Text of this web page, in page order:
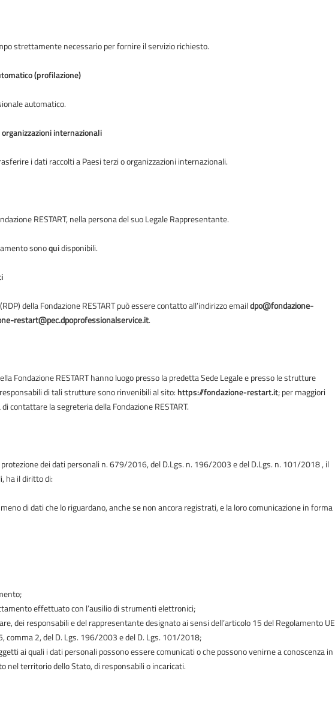
strettamente necessario per fornire il servizio richiesto.
(profilazione)
automatico.
internazionali
i dati raccolti a Paesi terzi o organizzazioni internazionali.
RESTART, nella persona del suo Legale Rappresentante.
sonoquidisponibili.
della Fondazione RESTART può essere contatto all’indirizzo emaildpo@fondazione-
restart@pec.dpoprofessionalservice.it.
Fondazione RESTART hanno luogo presso la predetta Sede Legale e presso le strutture
di tali strutture sono rinvenibili al sito: https://fondazione-restart.it; per maggiori
contattare la segreteria della Fondazione RESTART.
dei dati personali n. 679/2016, del D.Lgs. n. 196/2003 e del D.Lgs. n. 101/2018 , il
ha il diritto di:
di dati che lo riguardano, anche se non ancora registrati, e la loro comunicazione in forma
effettuato con l’ausilio di strumenti elettronici;
dei responsabili e del rappresentante designato ai sensi dell’articolo 15 del Regolamento UE
comma 2, del D. Lgs. 196/2003 e del D. Lgs. 101/2018;
ai quali i dati personali possono essere comunicati o che possono venirne a conoscenza in
nel territorio dello Stato, di responsabili o incaricati.